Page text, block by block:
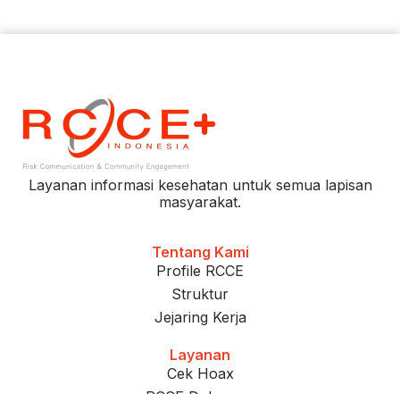
Layanan informasi kesehatan untuk semua lapisan
masyarakat.
Tentang Kami
Profile RCCE
Struktur
Jejaring Kerja
Layanan
Cek Hoax